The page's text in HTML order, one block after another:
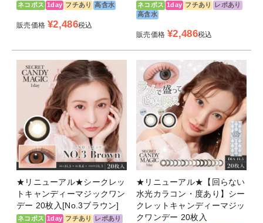
ネコポス 1day フチあり 高含水
販売価格 ¥2,486税込
ネコポス 1day フチあり
レポあり
高含水
販売価格 ¥2,486税込
★リニューアル★シークレッ
トキャンディーマジックワン
デー 20枚入[No.3ブラウン]
ネコポス 1day フチあり
レポあり
★リニューアル★【回らない
水光カラコン・度あり】シー
クレットキャンディーマジッ
クワンデー 20枚入